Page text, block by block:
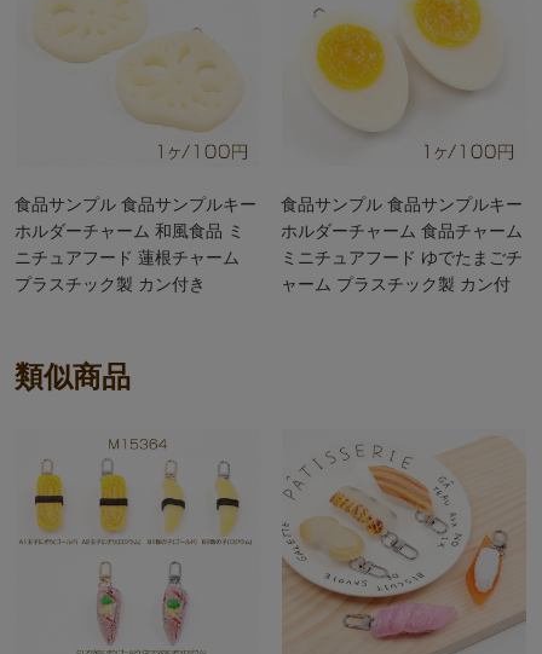
食品サンプル 食品サンプルキー
ホルダーチャーム 和風食品 ミ
ニチュアフード 蓮根チャーム
プラスチック製 カン付き
食品サンプル 食品サンプルキー
ホルダーチャーム 食品チャーム
ミニチュアフード ゆでたまごチ
ャーム プラスチック製 カン付
類似商品